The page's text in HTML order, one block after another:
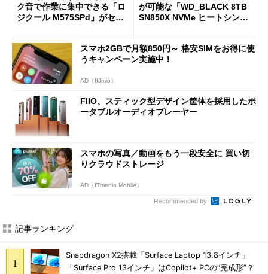
ク音で作業に集中できる「ロ
ジクール M575SPd」がセー
が可能な「WD_BLACK 8TB
SN850X NVMe ヒートシンク
スマホ2GBで月額850円～ 格安SIMをお得に使
うキャンペーン実施中！
AD（IIJmio）
FIIO、スティック型デザイン筐体を採用したポ
ータブルオーディオプレーヤー
スマホの写真／動画をもう一段安全に 買い切
りクラウドストレージ
AD（ITmedia Mobile）
Recommended by
記事ランキング
Snapdragon X2搭載「Surface Laptop 13.8インチ」
「Surface Pro 13インチ」はCopilot+ PCの“完成形”？